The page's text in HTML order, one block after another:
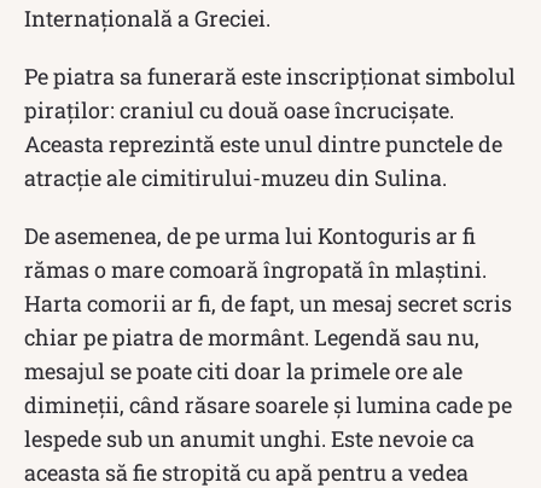
Internaţională a Greciei.
Pe piatra sa funerară este inscripţionat simbolul
piraţilor: craniul cu două oase încrucişate.
Aceasta reprezintă este unul dintre punctele de
atracţie ale cimitirului-muzeu din Sulina.
De asemenea, de pe urma lui Kontoguris ar fi
rămas o mare comoară îngropată în mlaștini.
Harta comorii ar fi, de fapt, un mesaj secret scris
chiar pe piatra de mormânt. Legendă sau nu,
mesajul se poate citi doar la primele ore ale
dimineții, când răsare soarele şi lumina cade pe
lespede sub un anumit unghi. Este nevoie ca
aceasta să fie stropită cu apă pentru a vedea